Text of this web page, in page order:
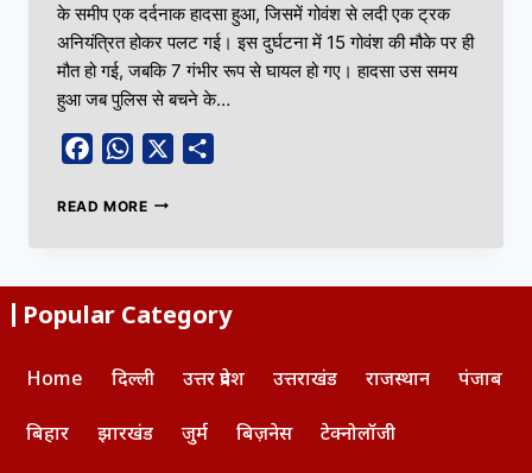
के समीप एक दर्दनाक हादसा हुआ, जिसमें गोवंश से लदी एक ट्रक
अनियंत्रित होकर पलट गई। इस दुर्घटना में 15 गोवंश की मौके पर ही
मौत हो गई, जबकि 7 गंभीर रूप से घायल हो गए। हादसा उस समय
हुआ जब पुलिस से बचने के…
FacebookWhatsApp
READ MORE
Popular Category
Home दिल्ली उत्तर प्रदेश उत्तराखंड राजस्थान पंजाब
बिहार झारखंड जुर्म बिज़नेस टेक्नोलॉजी